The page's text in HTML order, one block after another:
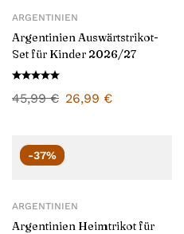
ARGENTINIEN
Argentinien Auswärtstrikot-
Set für Kinder 2026/27
45,99€ 26,99 €
-37%
ARGENTINIEN
Argentinien Heimtrikot für